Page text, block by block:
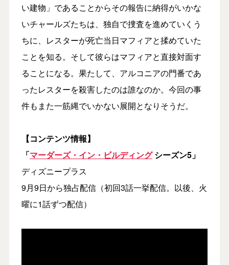
い建物」であることからその報告に納得がいかな
いチャールズたちは、独自で捜査を進めていくう
ちに、レスターが死亡当日マフィアと揉めていた
ことを知る。そして彼らはマフィアと直接対面す
ることになる。果たして、アルコニアの門番であ
ったレスターを殺害したのは誰なのか。今回の事
件もまた一筋縄でいかない展開となりそうだ。
【コンテンツ情報】
「マーダーズ・イン・ビルディングシーズン5」
ディズニープラス
9月9日から独占配信（初回3話一挙配信。以後、火
曜に1話ずつ配信）